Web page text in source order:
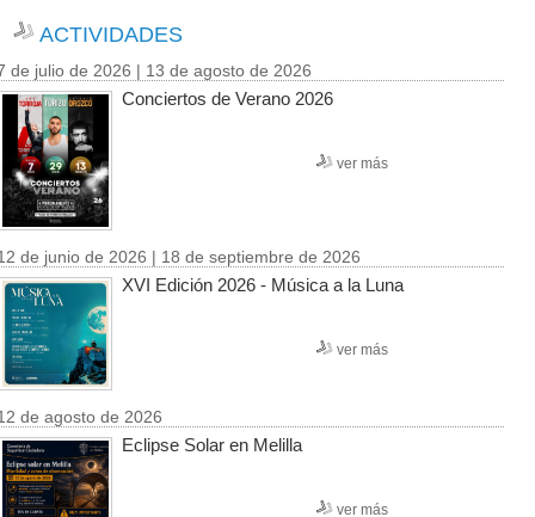
ACTIVIDADES
de julio de 2026 | 13 de agosto de 2026
Conciertos de Verano 2026
ver más
de junio de 2026 | 18 de septiembre de 2026
XVI Edición 2026 - Música a la Luna
ver más
de agosto de 2026
Eclipse Solar en Melilla
ver más